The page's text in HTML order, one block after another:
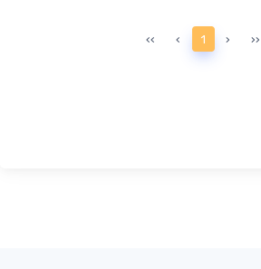
‹‹ ‹ 1 › ››